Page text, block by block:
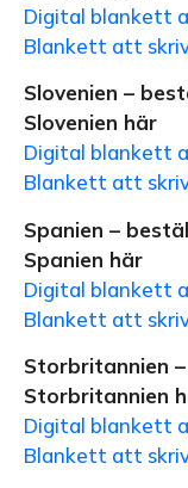
Digital blankett
Blankett att
Slovenien –
Slovenien här
Digital blankett
Blankett att
Spanien –
Spanien här
Digital blankett
Blankett att
Storbritannien
Storbritannien
Digital blankett
Blankett att